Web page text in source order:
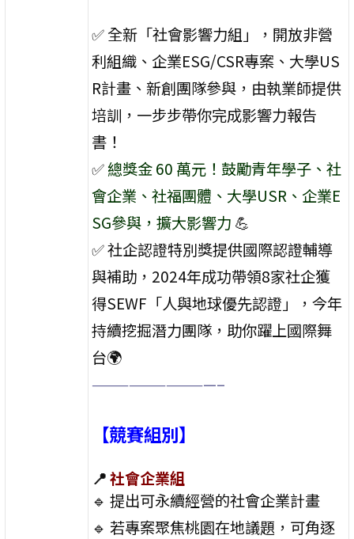
✅ 全新「社會影響力組」，開放非營
利組織、企業ESG/CSR專案、大學US
R計畫、新創團隊參與，由執業師提供
培訓，一步步帶你完成影響力報告
書！
✅總獎金 60 萬元！鼓勵青年學子、社
會企業、社福團體、大學USR、企業E
SG參與，擴大影響力 💪
✅ 社企認證特別獎提供國際認證輔導
與補助，2024年成功帶領8家社企獲
得SEWF「人與地球優先認證」，今年
持續挖掘潛力團隊，助你躍上國際舞
台🌍
——————————–
【競賽組別】
📍社會企業組
🔹 提出可永續經營的社會企業計畫
🔹 若專案聚焦桃園在地議題，可角逐